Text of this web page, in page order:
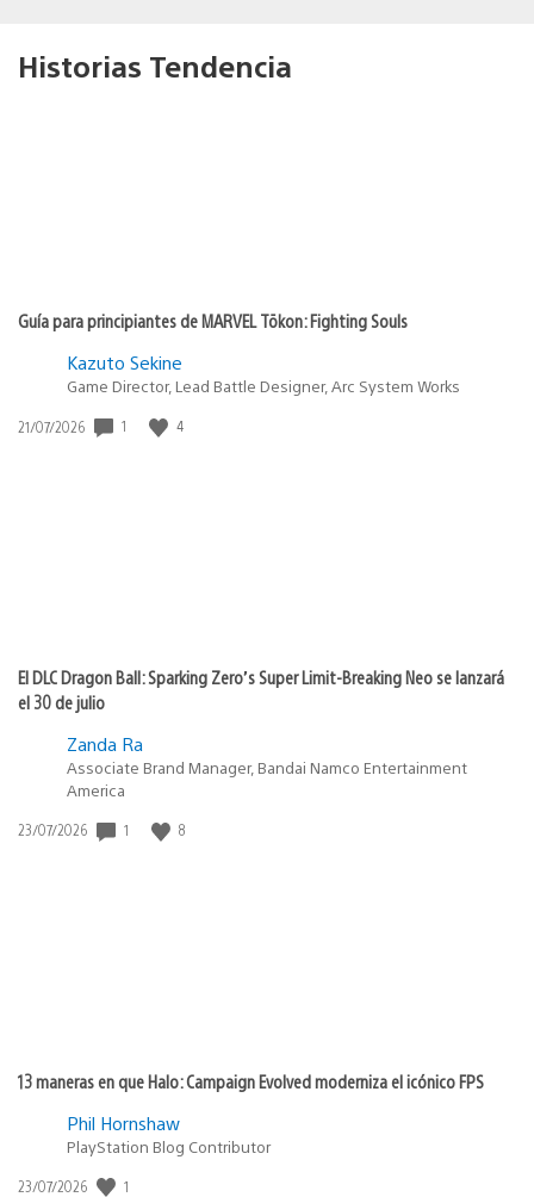
Historias Tendencia
Guía para principiantes de MARVEL Tōkon: Fighting Souls
Kazuto Sekine
Game Director, Lead Battle Designer, Arc System Works
Fecha
21/07/2026 1 4
El DLC Dragon Ball: Sparking Zero’s Super Limit-Breaking Neo se lanzará
el 30 de julio
Zanda Ra
Associate Brand Manager, Bandai Namco Entertainment
America
Fecha
23/07/2026 1 8
13 maneras en que Halo: Campaign Evolved moderniza el icónico FPS
Phil Hornshaw
PlayStation Blog Contributor
Fecha
23/07/2026 1